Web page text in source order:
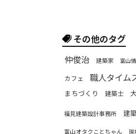
その他のタグ
仲俊治 建築家 富山
カフェ 職人タイム
まちづくり 建築士
福見建築設計事務所 建
富山オタクことちゃん 現